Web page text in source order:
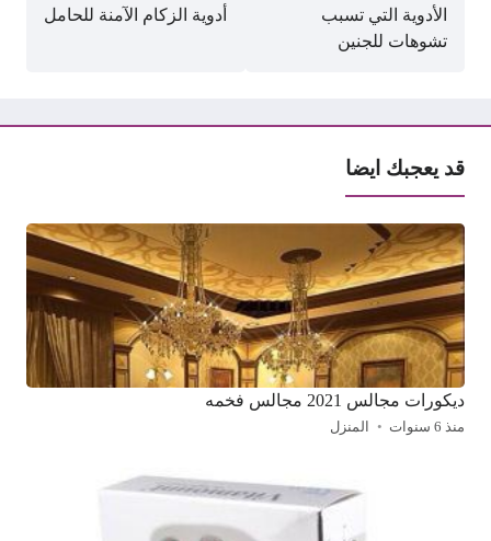
الأدوية التي تسبب
تشوهات للجنين
أدوية الزكام الآمنة للحامل
قد يعجبك ايضا
ديكورات مجالس 2021 مجالس فخمه
منذ 6 سنوات المنزل